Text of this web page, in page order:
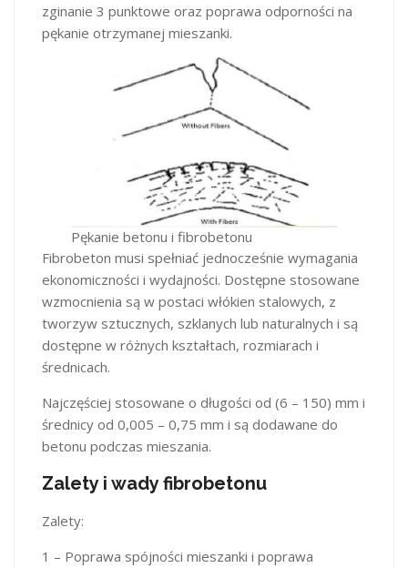
zginanie 3 punktowe oraz poprawa odporności na
pękanie otrzymanej mieszanki.
Pękanie betonu i fibrobetonu
Fibrobeton musi spełniać jednocześnie wymagania
ekonomiczności i wydajności. Dostępne stosowane
wzmocnienia są w postaci włókien stalowych, z
tworzyw sztucznych, szklanych lub naturalnych i są
dostępne w różnych kształtach, rozmiarach i
średnicach.
Najczęściej stosowane o długości od (6 – 150) mm i
średnicy od 0,005 – 0,75 mm i są dodawane do
betonu podczas mieszania.
Zalety i wady fibrobetonu
Zalety:
1 – Poprawa spójności mieszanki i poprawa